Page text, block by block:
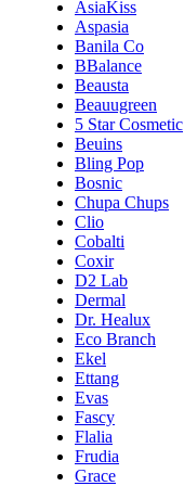
AsiaKiss
Aspasia
Banila Co
BBalance
Beausta
Beauugreen
5 Star Cosmetic
Beuins
Bling Pop
Bosnic
Chupa Chups
Clio
Cobalti
Coxir
D2 Lab
Dermal
Dr. Healux
Eco Branch
Ekel
Ettang
Evas
Fascy
Flalia
Frudia
Grace